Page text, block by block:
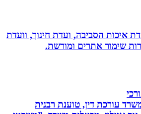
הסביבה, ועדת חינוך, וועדת
אתרים ומורשת.
דין, טוענת רבנית